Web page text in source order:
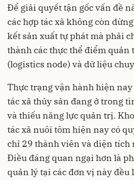
Để giải quyết tận gốc vấn đề
các hợp tác xã không còn
kết sản xuất tự phát mà phải
thành các thực thể điểm quản
(logistics node) và dữ liệu
Thực trạng vận hành hiện nay
tác xã thủy sản đang ở trong
và thiếu năng lực quản trị.
tác xã nuôi tôm hiện nay có
chỉ 29 thành viên và diện tích
Điều đáng quan ngại hơn là
quản lý tại các đơn vị này